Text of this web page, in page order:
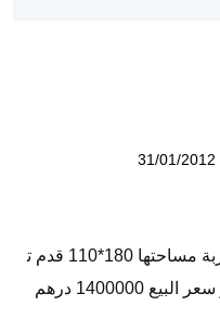
31/01/2012
قطعة ارض للبيع فى البطين المحاربة مساحتها 180*110 قدم ت
طل علي زاية وثاني سايد من البحر سعر البيع 1400000 درهم